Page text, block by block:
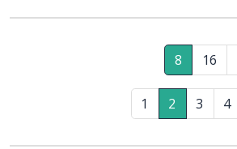
8 16
1 2 3 4